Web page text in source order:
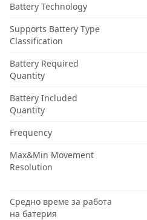
Battery Technology
Supports Battery Type
Classification
Battery Required
Quantity
Battery Included
Quantity
Frequency
Max&Min Movement
Resolution
Средно време за работа
на батерия